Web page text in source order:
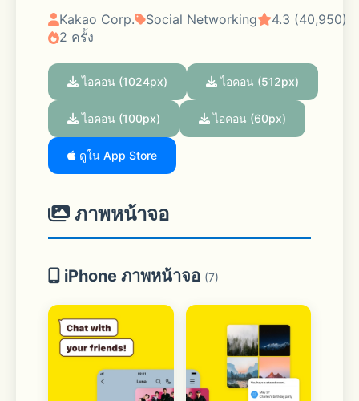
Kakao Corp. Social Networking
4.3 (40,950)
2 ครั้ง
ไอคอน (1024px) ไอคอน (512px)
ไอคอน (100px) ไอคอน (60px)
ดูใน App Store
ภาพหน้าจอ
iPhone ภาพหน้าจอ (7)